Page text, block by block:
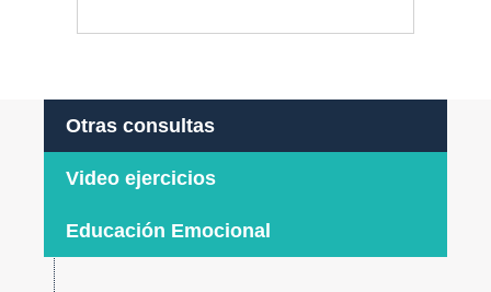
Otras consultas
Video ejercicios
Educación Emocional